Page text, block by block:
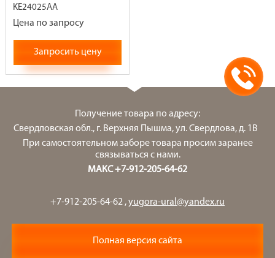
KE24025AA
Цена по запросу
Запросить цену
Получение товара по адресу:
Свердловская обл., г. Верхняя Пышма, ул. Свердлова, д. 1В
При самостоятельном заборе товара просим заранее
связываться с нами.
МАКС +7-912-205-64-62
+7-912-205-64-62 ,yugora-ural@yandex.ru
Полная версия сайта